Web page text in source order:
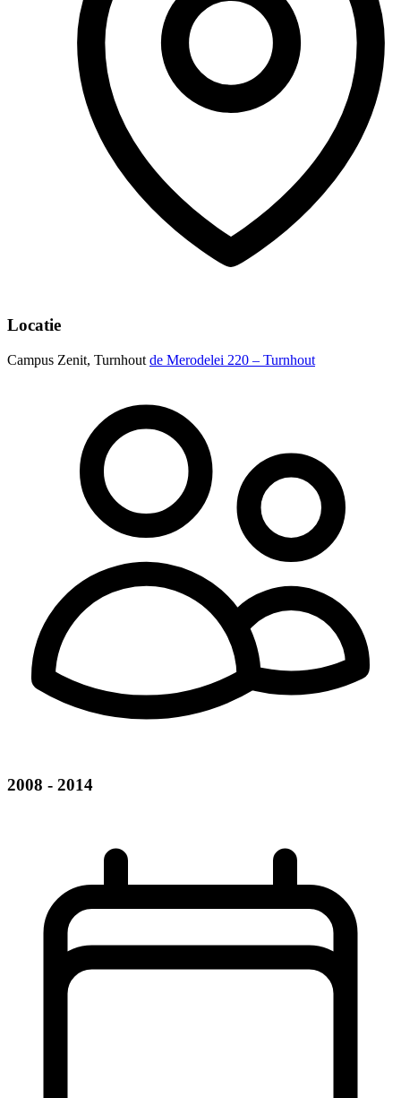
Locatie
Campus Zenit, Turnhout de Merodelei 220 – Turnhout
2008 - 2014